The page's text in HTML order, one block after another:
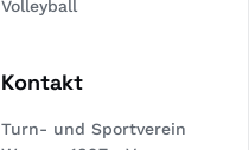
Volleyball
Kontakt
Turn- und Sportverein